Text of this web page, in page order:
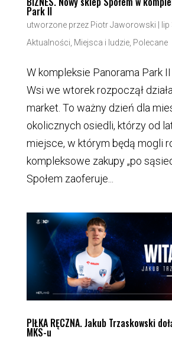
Park II
utworzone przez Piotr Jaworowski | lip
Aktualności Miejsca i ludzie, Polecane
W kompleksie Panorama Park
Wsi we wtorek rozpoczął
market. To ważny dzień dla
okolicznych osiedli, którzy od
miejsce, w którym będą mogli
kompleksowe zakupy „po
Społem zaoferuje...
PIŁKA RĘCZNA. Jakub Trzaskowski
MKS-u